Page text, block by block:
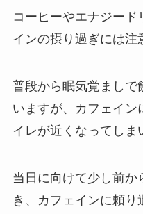
コーヒーやエナジード
インの摂り過ぎには注
普段から眠気覚ましで
いますが、カフェイン
イレが近くなってしま
当日に向けて少し前か
き、カフェインに頼